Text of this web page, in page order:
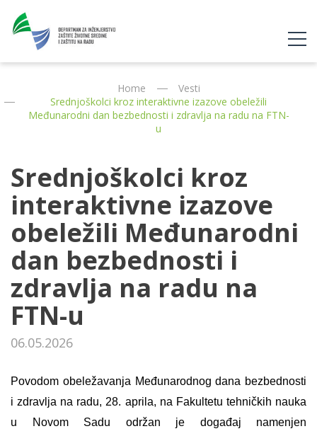
Home
Vesti
Srednjoškolci kroz interaktivne izazove obeležili
Međunarodni dan bezbednosti i zdravlja na radu na FTN-
u
Srednjoškolci kroz
interaktivne izazove
obeležili Međunarodni
dan bezbednosti i
zdravlja na radu na
FTN-u
06.05.2026
Povodom obeležavanja Međunarodnog dana bezbednosti
i zdravlja na radu, 28. aprila, na Fakultetu tehničkih nauka
u Novom Sadu održan je događaj namenjen